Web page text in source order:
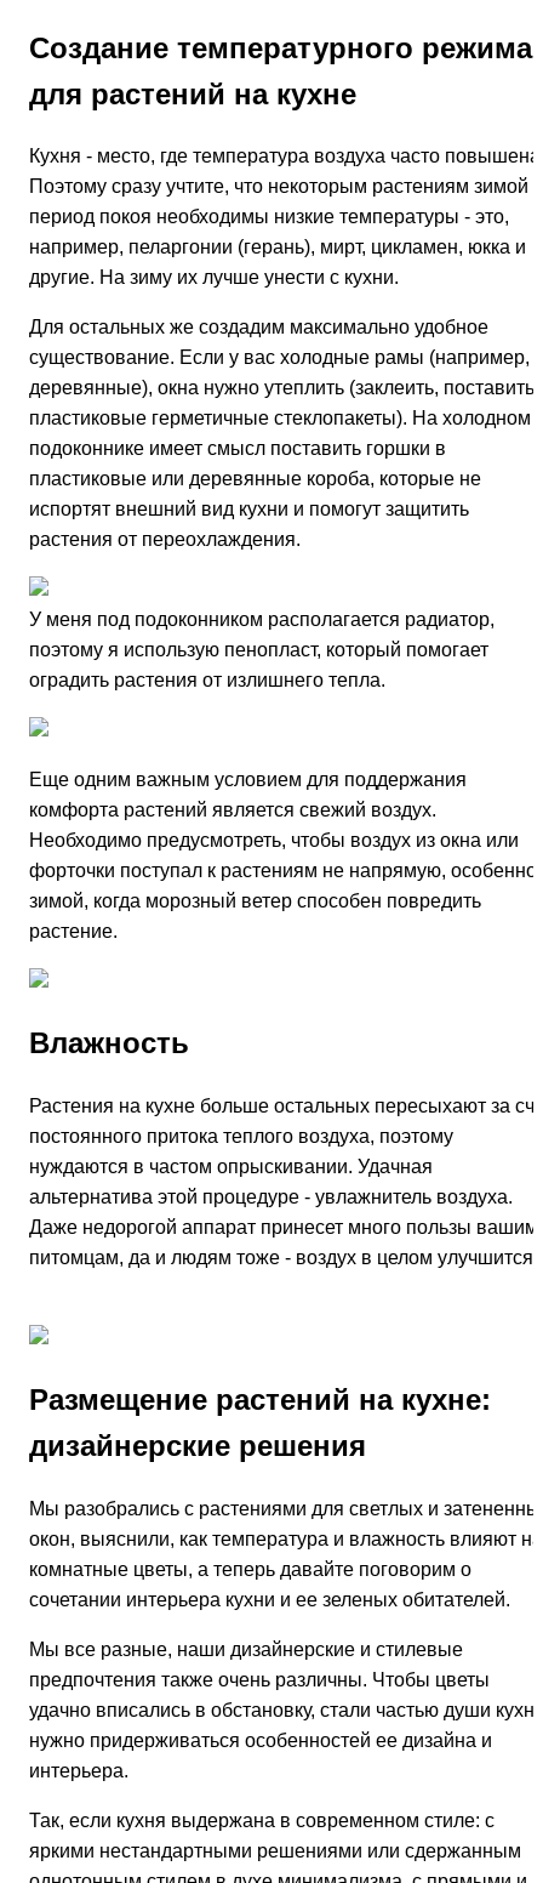
Создание температурного режима
для растений на кухне
Кухня - место, где температура воздуха часто
Поэтому сразу учтите, что некоторым растениям зимой в
период покоя необходимы низкие температуры - это,
например, пеларгонии (герань), мирт, цикламен, юкка и
другие. На зиму их лучше унести с кухни.
Для остальных же создадим максимально удобное
существование. Если у вас холодные рамы (например,
деревянные), окна нужно утеплить (заклеить, поставить
пластиковые герметичные стеклопакеты). На холодном
подоконнике имеет смысл поставить горшки в
пластиковые или деревянные короба, которые не
испортят внешний вид кухни и помогут защитить
растения от переохлаждения.
У меня под подоконником располагается радиатор,
поэтому я использую пенопласт, который помогает
оградить растения от излишнего тепла.
Еще одним важным условием для поддержания
комфорта растений является свежий воздух.
Необходимо предусмотреть, чтобы воздух из окна или
форточки поступал к растениям не напрямую, особенно
зимой, когда морозный ветер способен повредить
растение.
Влажность
Растения на кухне больше остальных пересыхают за
постоянного притока теплого воздуха, поэтому
нуждаются в частом опрыскивании. Удачная
альтернатива этой процедуре - увлажнитель воздуха.
Даже недорогой аппарат принесет много пользы вашим
питомцам, да и людям тоже - воздух в целом улучшится.
Размещение растений на кухне:
дизайнерские решения
Мы разобрались с растениями для светлых и
окон, выяснили, как температура и влажность влияют на
комнатные цветы, а теперь давайте поговорим о
сочетании интерьера кухни и ее зеленых обитателей.
Мы все разные, наши дизайнерские и стилевые
предпочтения также очень различны. Чтобы цветы
удачно вписались в обстановку, стали частью души
нужно придерживаться особенностей ее дизайна и
интерьера.
Так, если кухня выдержана в современном стиле: с
яркими нестандартными решениями или сдержанным